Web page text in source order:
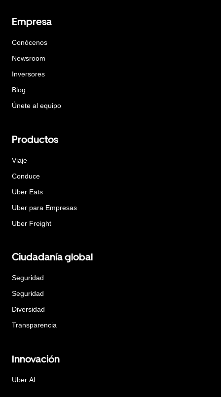
Empresa
Conócenos
Newsroom
Inversores
Blog
Únete al equipo
Productos
Viaje
Conduce
Uber Eats
Uber para Empresas
Uber Freight
Ciudadanía global
Seguridad
Seguridad
Diversidad
Transparencia
Innovación
Uber AI